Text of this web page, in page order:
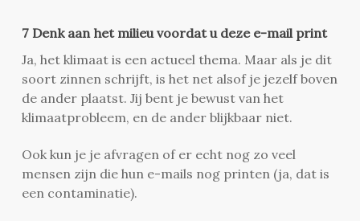
7 Denk aan het milieu voordat u deze e-mail print
Ja, het klimaat is een actueel thema. Maar als je dit
soort zinnen schrijft, is het net alsof je jezelf boven
de ander plaatst. Jij bent je bewust van het
klimaatprobleem, en de ander blijkbaar niet.
Ook kun je je afvragen of er echt nog zo veel
mensen zijn die hun e-mails nog printen (ja, dat is
een contaminatie).